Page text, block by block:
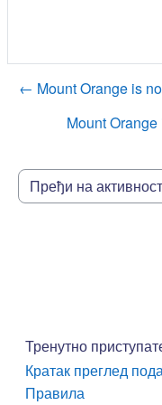
← Mount Orange is
Mount
Пређи на активност
Тренутно
Кратак преглед
Правила